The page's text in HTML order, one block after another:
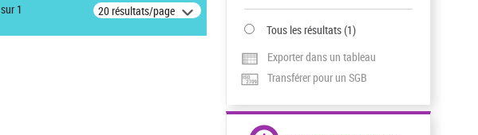
sur 1 20 résultats/page
Tous les résultats(1)
Exporter dans un tableau
Transférer pour un SGB